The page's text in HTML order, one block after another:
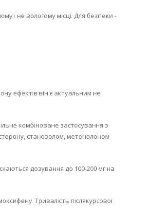
і не вологому місці. Для безпеки -
ефектів він є актуальним не
комбіноване застосування з
станозолом, метенолоном
дозування до 100-200 мг на
Тривалість післякурсової